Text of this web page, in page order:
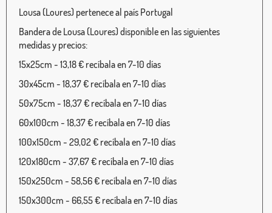
Lousa (Loures) pertenece al país Portugal
Bandera de Lousa (Loures) disponible en las siguientes
medidas y precios:
15x25cm - 13,18 € recíbala en 7-10 días
30x45cm - 18,37 € recíbala en 7-10 días
50x75cm - 18,37 € recíbala en 7-10 días
60x100cm - 18,37 € recíbala en 7-10 días
100x150cm - 29,02 € recíbala en 7-10 días
120x180cm - 37,67 € recíbala en 7-10 días
150x250cm - 58,56 € recíbala en 7-10 días
150x300cm - 66,55 € recíbala en 7-10 días